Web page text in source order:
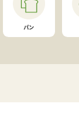
パン